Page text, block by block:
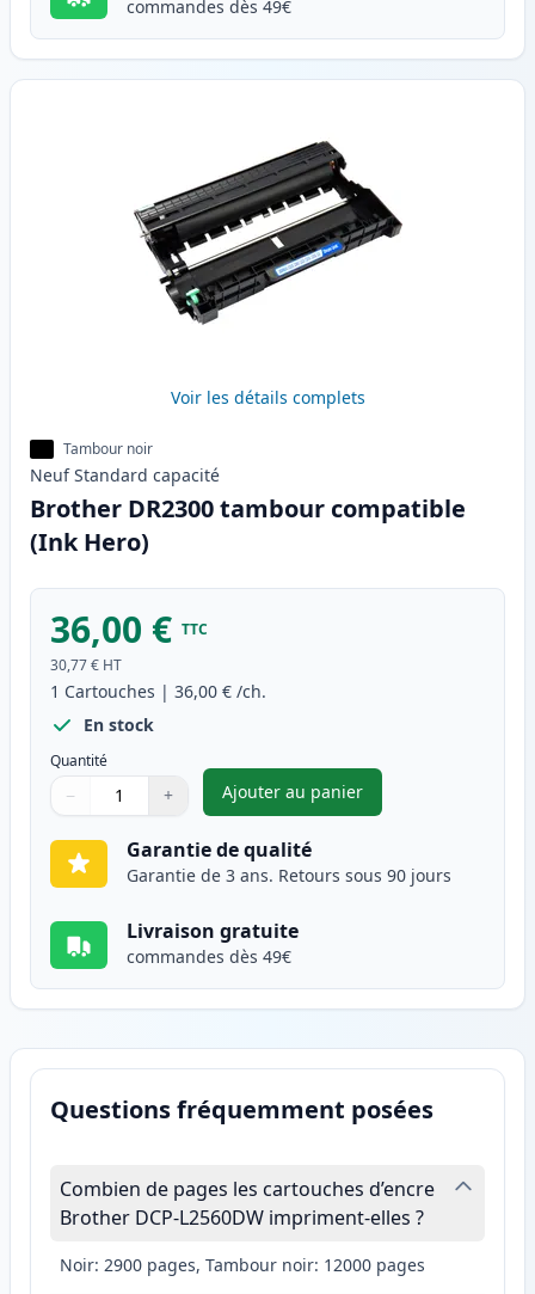
commandes dès 49€
Voir les détails complets
Tambour noir
Neuf Standard capacité
Brother DR2300 tambour compatible
(Ink Hero)
36,00 € TTC
30,77 € HT
1 Cartouches | 36,00 € /ch.
En stock
Quantité
Quantité
Utilisez les boutons pour ajuster
− +
Quantité
Ajouter au panier
,Brother DR2300 tambour
Garantie de qualité
Garantie de 3 ans. Retours sous 90 jours
Livraison gratuite
commandes dès 49€
Questions fréquemment posées
Combien de pages les cartouches d’encre
Brother DCP-L2560DW impriment-elles ?
Noir: 2900 pages, Tambour noir: 12000 pages